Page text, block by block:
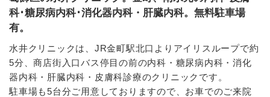
科･糖尿病内科･消化器内科・肝臓内科。無料駐車場
有。
水井クリニックは、JR金町駅北口よりアイリスループで約
5分、商店街入口バス停目の前の内科・糖尿病内科・消化
器内科・肝臓内科・皮膚科診療のクリニックです。
駐車場も5台分ご用意しておりますので、お車でのご来院